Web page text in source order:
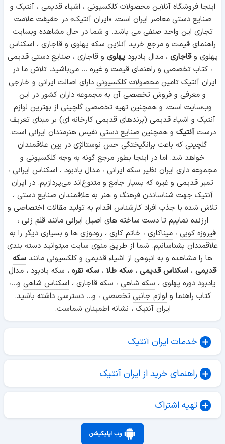
اینجا فروشگاه آنلاین محصولات کلکسیونی ، اشیاء قدیمی ، آنتیک و
صنایع دستی معاصر ایران است. «ایران آنتیک» در حقیقت علامت
تجاری این واحد صنفی می باشد. و شما در حال مشاهده وبسایت
راهنمای قیمت و مرجع خرید آنلاین سکه پهلوی و قاجاری ، اسکناس
پهلوی وقاجاری ، مدال یادبودپهلوی و قاجاری ، صنایع دستی قدیمی
، کتاب تخصصی و راهنمای قیمت و غیره ... می‌باشید. تلاش ما در
ایران آنتیک تامین محصولات کلکسیونی دارای اصالت ایرانی و خارجی
و معرفی و فروش تخصصی آن به مجموعه داران کشور در این
وب‌سایت است. و همچنین تهیه تخصصی گلچینی از بهترین لوازم
آنتیک و اشیاء قدیمی (برندهای قدیمی کارخانه ای) بر مبنای تعریف
درستآنتیک و همچنینصنایع دستی نفیس هنرمندان ایرانی است.
گلچینی که باعث برانگیختگی حس نوستالژی در بین علاقمندان
خواهد شد. اما در اینجا بطور مرجع گونه به وجه کلکسیونی و
مجموعه داری ایران نظیر سکه ایرانی ، مدال یادبود ، اسکناس ایرانی ،
تمبر قدیمی و غیره که بسیار جامع و متنوع‌اند می‌پردازیم. در ایران
آنتیک جهت شناساندن فرهنگ و هنر به علاقمندان صنایع دستی ،
تلاش شده با جذب افراد کارشناس اقدام به تولید مقالات اختصاصی و
ارزنده نماییم تا دست ساخته های اصیل ایرانی مانندقلم زنی ،
فیروزه کوبی ،میناکاری ، خاتم کاری ، رودوزی ها و بسیاری دیگر را به
علاقمندان بشناسانیم. شما از طریق منوی سایت میتوانید دسته بندی
ها را مشاهده و به انبوهی از اشیاء قدیمی و کلکسیونی مانند سکه
قدیمی ، اسکناس قدیمی ، سکه طلا ، سکه نقره ، سکه یادبود ، مدال
یادبود دوره پهلوی ، سکه شاهی ، سکه قاجاری ، اسکناس شاهی و...،
کتاب راهنما و لوازم جانبی تخصصی ، و... دسترسی داشته باشید.
ایران آنتیک ، نشانه اطمینان شماست.
خدمات ایران آنتیک
راهنمای خرید از ایران آنتیک
تهیه اشتراک
وب اپلیکیشن